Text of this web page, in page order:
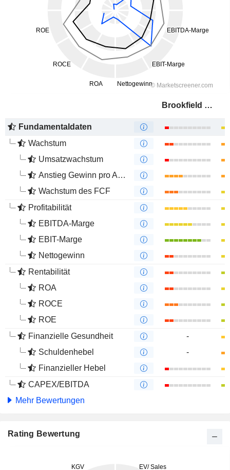
Brookfield Infrastructure Partners L.P.
Fundamentaldaten
Wachstum
Umsatzwachstum
Anstieg Gewinn pro Aktie
Wachstum des FCF
Profitabilität
EBITDA-Marge
EBIT-Marge
Nettogewinn
Rentabilität
ROA
ROCE
ROE
Finanzielle Gesundheit
-
Schuldenhebel
-
Finanzieller Hebel
CAPEX/EBITDA
Mehr Bewertungen
Rating Bewertung